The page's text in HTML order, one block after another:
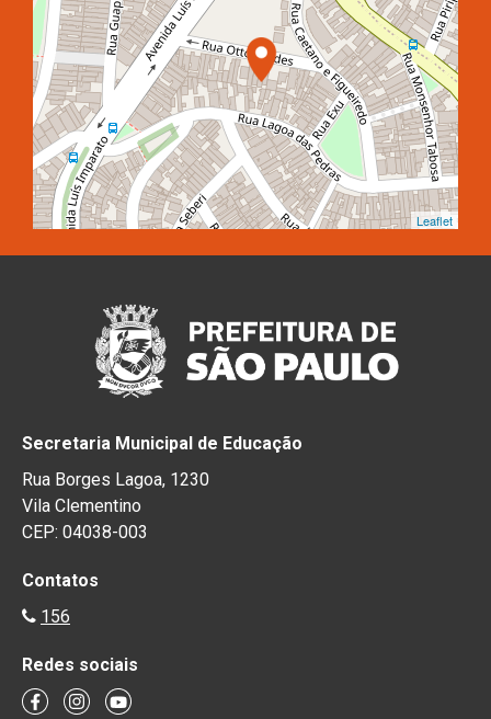
Leaflet
Secretaria Municipal de Educação
Rua Borges Lagoa, 1230
Vila Clementino
CEP: 04038-003
Contatos
156
Redes sociais